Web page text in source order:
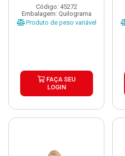
Código: 45272
Embalagem: Quilograma
Produto de peso variável
FAÇA SEU
LOGIN